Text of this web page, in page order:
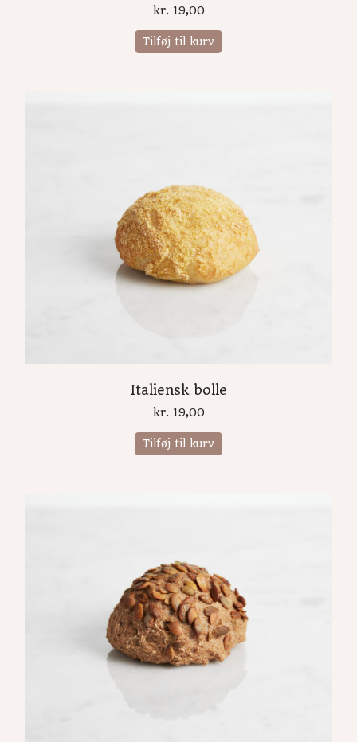
kr. 19,00
Tilføj til kurv
Italiensk bolle
kr. 19,00
Tilføj til kurv